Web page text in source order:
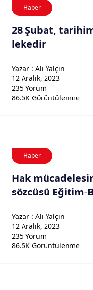
Haber
28 Şubat,
lekedir
Yazar : Ali Yalçın
12 Aralık, 2023
235 Yorum
86.5K Görüntülenme
Haber
Hak
sözcüsü Eğitim-
Yazar : Ali Yalçın
12 Aralık, 2023
235 Yorum
86.5K Görüntülenme